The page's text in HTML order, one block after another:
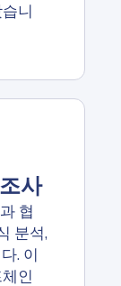
니
사
협
분석,
. 이
인